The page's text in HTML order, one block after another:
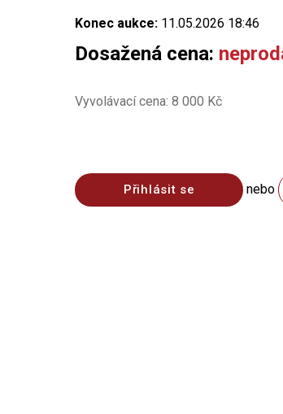
Konec aukce: 11.05.2026 18:46
Dosažená cena:
Vyvolávací cena: 8 000 Kč
Přihlásit se nebo